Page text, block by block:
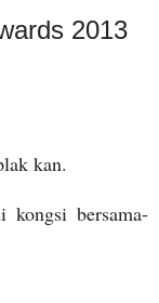
2013
kan.
bersama-